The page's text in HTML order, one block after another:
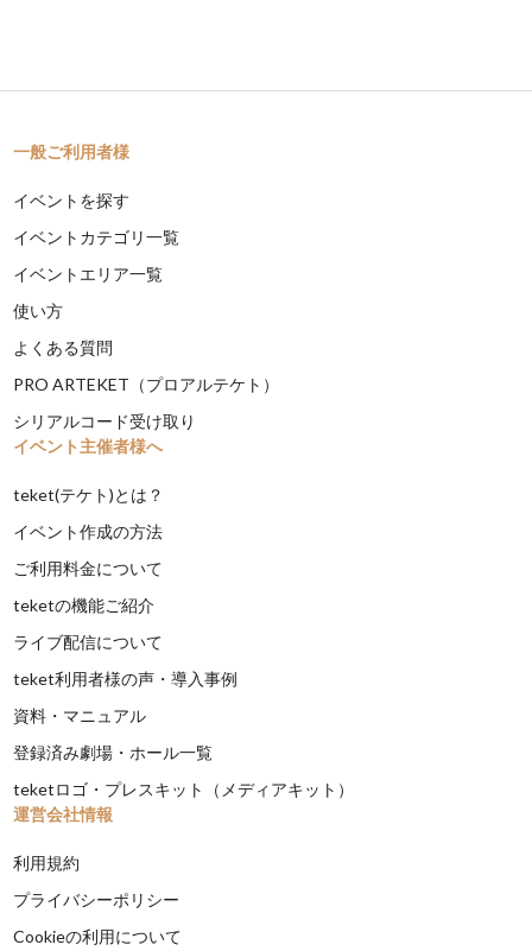
一般ご利用者様
イベントを探す
イベントカテゴリ一覧
イベントエリア一覧
使い方
よくある質問
PRO ARTEKET（プロアルテケト）
シリアルコード受け取り
イベント主催者様へ
teket(テケト)とは？
イベント作成の方法
ご利用料金について
teketの機能ご紹介
ライブ配信について
teket利用者様の声・導入事例
資料・マニュアル
登録済み劇場・ホール一覧
teketロゴ・プレスキット（メディアキット）
運営会社情報
利用規約
プライバシーポリシー
Cookieの利用について